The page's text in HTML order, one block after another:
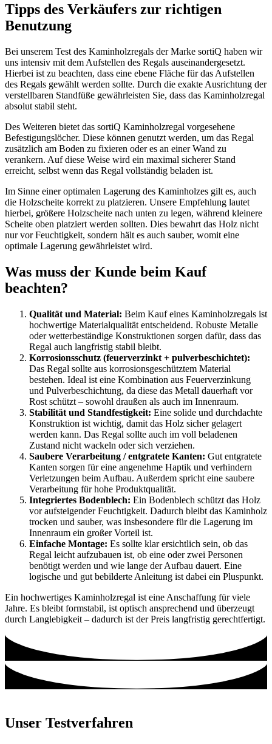
Tipps des Verkäufers zur richtigen
Benutzung
Bei unserem Test des Kaminholzregals der Marke sortiQ haben wir
uns intensiv mit dem Aufstellen des Regals auseinandergesetzt.
Hierbei ist zu beachten, dass eine ebene Fläche für das Aufstellen
des Regals gewählt werden sollte. Durch die exakte Ausrichtung der
verstellbaren Standfüße gewährleisten Sie, dass das Kaminholzregal
absolut stabil steht.
Des Weiteren bietet das sortiQ Kaminholzregal vorgesehene
Befestigungslöcher. Diese können genutzt werden, um das Regal
zusätzlich am Boden zu fixieren oder es an einer Wand zu
verankern. Auf diese Weise wird ein maximal sicherer Stand
erreicht, selbst wenn das Regal vollständig beladen ist.
Im Sinne einer optimalen Lagerung des Kaminholzes gilt es, auch
die Holzscheite korrekt zu platzieren. Unsere Empfehlung lautet
hierbei, größere Holzscheite nach unten zu legen, während kleinere
Scheite oben platziert werden sollten. Dies bewahrt das Holz nicht
nur vor Feuchtigkeit, sondern hält es auch sauber, womit eine
optimale Lagerung gewährleistet wird.
Was muss der Kunde beim Kauf
beachten?
Qualität und Material: Beim Kauf eines Kaminholzregals ist
hochwertige Materialqualität entscheidend. Robuste Metalle
oder wetterbeständige Konstruktionen sorgen dafür, dass das
Regal auch langfristig stabil bleibt.
Korrosionsschutz (feuerverzinkt + pulverbeschichtet):
Das Regal sollte aus korrosionsgeschütztem Material
bestehen. Ideal ist eine Kombination aus Feuerverzinkung
und Pulverbeschichtung, da diese das Metall dauerhaft vor
Rost schützt – sowohl draußen als auch im Innenraum.
Stabilität und Standfestigkeit: Eine solide und durchdachte
Konstruktion ist wichtig, damit das Holz sicher gelagert
werden kann. Das Regal sollte auch im voll beladenen
Zustand nicht wackeln oder sich verziehen.
Saubere Verarbeitung / entgratete Kanten: Gut entgratete
Kanten sorgen für eine angenehme Haptik und verhindern
Verletzungen beim Aufbau. Außerdem spricht eine saubere
Verarbeitung für hohe Produktqualität.
Integriertes Bodenblech: Ein Bodenblech schützt das Holz
vor aufsteigender Feuchtigkeit. Dadurch bleibt das Kaminholz
trocken und sauber, was insbesondere für die Lagerung im
Innenraum ein großer Vorteil ist.
Einfache Montage: Es sollte klar ersichtlich sein, ob das
Regal leicht aufzubauen ist, ob eine oder zwei Personen
benötigt werden und wie lange der Aufbau dauert. Eine
logische und gut bebilderte Anleitung ist dabei ein Pluspunkt.
Ein hochwertiges Kaminholzregal ist eine Anschaffung für viele
Jahre. Es bleibt formstabil, ist optisch ansprechend und überzeugt
durch Langlebigkeit – dadurch ist der Preis langfristig gerechtfertigt.
Unser Testverfahren